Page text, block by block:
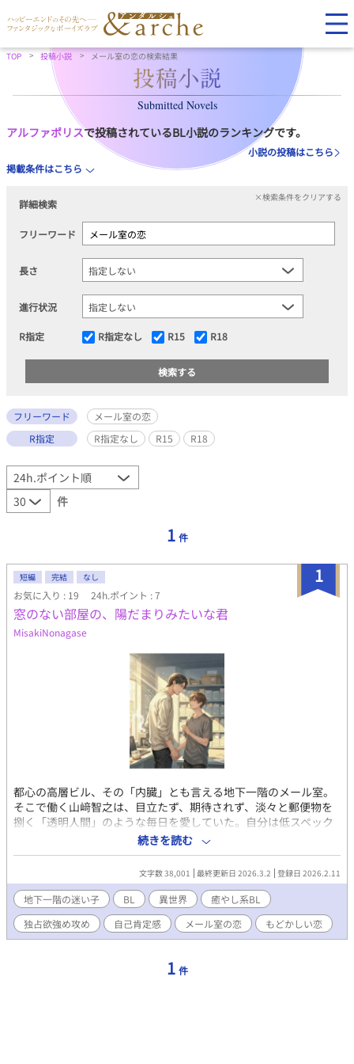
TOP 投稿小説 メール室の恋の検索結果
Submitted Novels
アルファポリスで投稿されているBL小説のランキングです。
小説の投稿はこちら
掲載条件はこちら
詳細検索
×検索条件をクリアする
フリーワード
長さ
進行状況
R指定 R指定なし R15 R18
フリーワード
メール室の恋
R指定
R指定なし R15 R18
件
1 件
1
短編 完結 なし
お気に入り : 19 24h.ポイント : 7
窓のない部屋の、陽だまりみたいな君
MisakiNonagase
都心の高層ビル、その「内臓」とも言える地下一階のメール室。
そこで働く山﨑智之は、目立たず、期待されず、淡々と郵便物を
捌く「透明人間」のような毎日を愛していた。自分は低スペック
で、華やかな地上には居場所がない。そう、諦めていた。 ​そんな
彼の静寂を破ったのは、二十二階の住人、若きエース・風巻隼人
だった。 完璧なルックス、圧倒的な成果、羨望の眼差しを一身に
浴びる彼が、なぜか地下のメール室に足繁く通い始める。 ​「五分
だけ、ここにいさせてくれないか」 ​一通の郵便物から始まった、
五分間だけの秘密の共有。 次第に剥き出しになっていく隼人の孤
独と、それを無自覚に包み込んでしまう智之の温度。 住む世界が
違う二人が、窓のない部屋で見つけたのは、名前のつかない「救
続きを読む
文字数 38,001 最終更新日 2026.3.2 登録日 2026.2.11
地下一階の迷い子 BL 異世界
癒やし系BL
独占欲強め攻め
自己肯定感 メール室の恋 もどかしい恋
1 件